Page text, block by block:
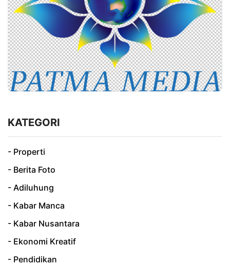
KATEGORI
- Properti
- Berita Foto
- Adiluhung
- Kabar Manca
- Kabar Nusantara
- Ekonomi Kreatif
- Pendidikan